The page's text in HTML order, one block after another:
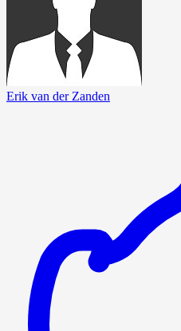
Erik van der Zanden